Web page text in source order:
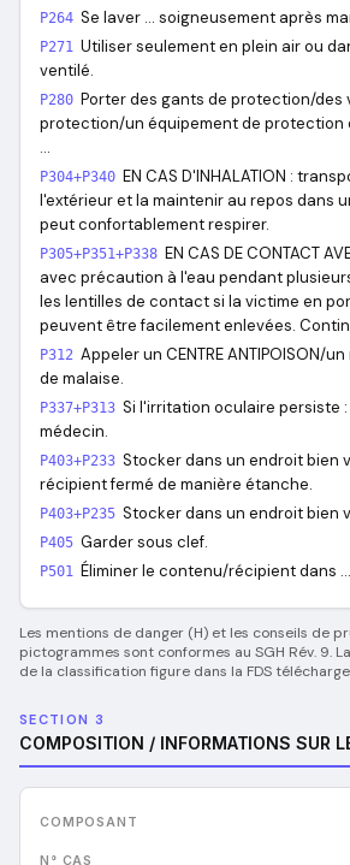
P264 Se laver … soigneusement après
P271 Utiliser seulement en plein air ou
ventilé.
P280 Porter des gants de protection/des
protection/un équipement de protection
…
P304+P340 EN CAS D'INHALATION :
l'extérieur et la maintenir au repos dans
peut confortablement respirer.
P305+P351+P338 EN CAS DE CONTACT
avec précaution à l'eau pendant
les lentilles de contact si la victime en
peuvent être facilement enlevées.
P312 Appeler un CENTRE ANTIPOISON/
de malaise.
P337+P313 Si l'irritation oculaire persiste
médecin.
P403+P233 Stocker dans un endroit bien
récipient fermé de manière étanche.
P403+P235 Stocker dans un endroit bien
P405 Garder sous clef.
P501 Éliminer le contenu/récipient dans …
Les mentions de danger (H) et les conseils de
pictogrammes sont conformes au SGH Rév. 9.
de la classification figure dans la FDS
SECTION 3
COMPOSITION / INFORMATIONS SUR